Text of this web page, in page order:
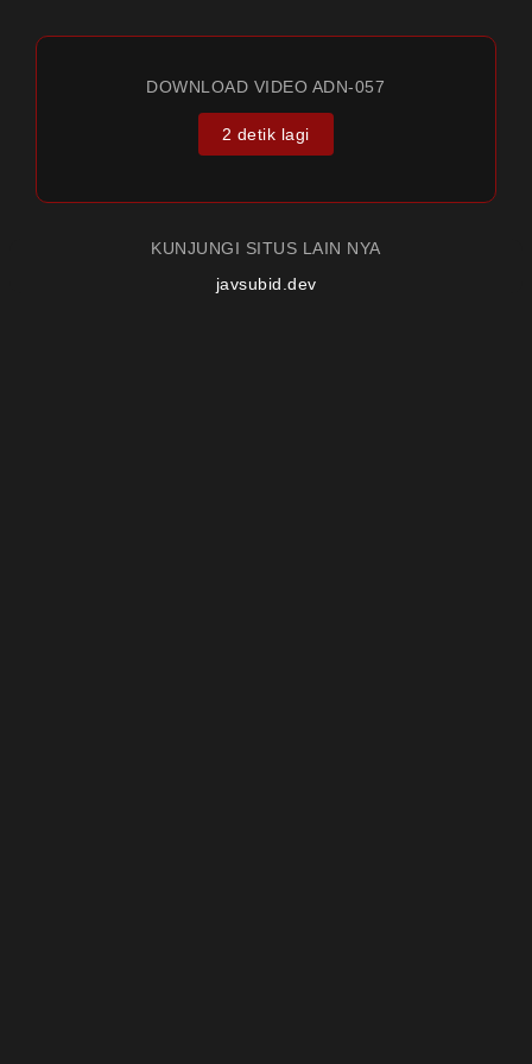
DOWNLOAD VIDEO ADN-057
2 detik lagi
KUNJUNGI SITUS LAIN NYA
javsubid.dev